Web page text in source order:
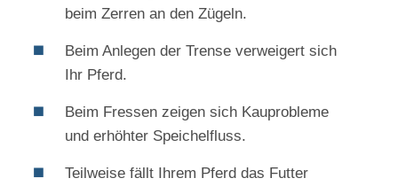
beim Zerren an den Zügeln.
Beim Anlegen der Trense verweigert sich
Ihr Pferd.
Beim Fressen zeigen sich Kauprobleme
und erhöhter Speichelfluss.
Teilweise fällt Ihrem Pferd das Futter